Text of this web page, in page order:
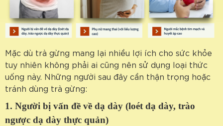
Mặc dù trà gừng mang lại nhiều lợi ích cho sức khỏe
tuy nhiên không phải ai cũng nên sử dụng loại thức
uống này. Những người sau đây cần thận trọng hoặc
tránh dùng trà gừng:
1. Người bị vấn đề về dạ dày (loét dạ dày, trào
ngược dạ dày thực quản)